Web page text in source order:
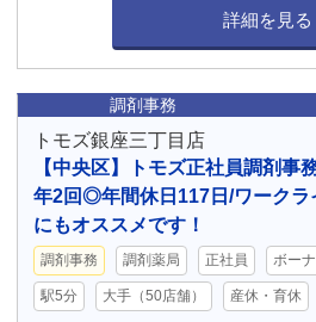
詳細を見る
調剤事務
トモズ銀座三丁目店
【中央区】トモズ正社員調剤
年2回◎年間休日117日/ワークラ
にもオススメです！
調剤事務 調剤薬局 正社員 ボー
駅5分 大手（50店舗） 産休・育休